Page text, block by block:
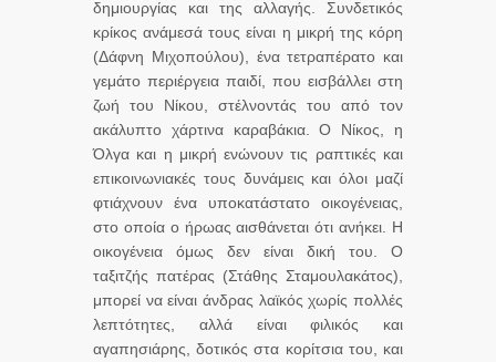
δημιουργίας και της αλλαγής. Συνδετικός
κρίκος ανάμεσά τους είναι η μικρή της κόρη
(Δάφνη Μιχοπούλου), ένα τετραπέρατο και
γεμάτο περιέργεια παιδί, που εισβάλλει στη
ζωή του Νίκου, στέλνοντάς του από τον
ακάλυπτο χάρτινα καραβάκια. Ο Νίκος, η
Όλγα και η μικρή ενώνουν τις ραπτικές και
επικοινωνιακές τους δυνάμεις και όλοι μαζί
φτιάχνουν ένα υποκατάστατο οικογένειας,
στο οποία ο ήρωας αισθάνεται ότι ανήκει. Η
οικογένεια όμως δεν είναι δική του. Ο
ταξιτζής πατέρας (Στάθης Σταμουλακάτος),
μπορεί να είναι άνδρας λαϊκός χωρίς πολλές
λεπτότητες, αλλά είναι φιλικός και
αγαπησιάρης, δοτικός στα κορίτσια του, και